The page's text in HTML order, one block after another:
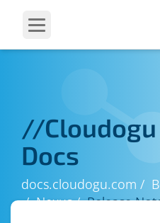
//
Docs
docs.cloudogu.com
Nexus
Release